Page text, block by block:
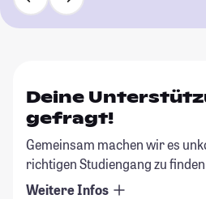
Deine
gefragt!
Gemeinsam machen wir es
richtigen Studiengang zu
Weitere Infos